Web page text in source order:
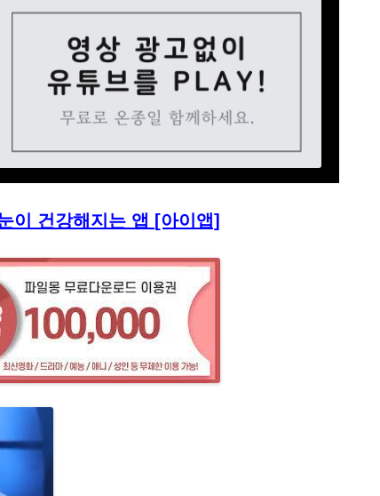
이 건강해지는 앱 [아이앱]